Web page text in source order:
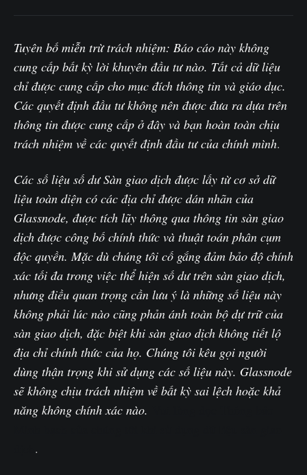
Tuyên bố miễn trừ trách nhiệm: Báo cáo này không
cung cấp bất kỳ lời khuyên đầu tư nào. Tất cả dữ liệu
chỉ được cung cấp cho mục đích thông tin và giáo dục.
Các quyết định đầu tư không nên được đưa ra dựa trên
thông tin được cung cấp ở đây và bạn hoàn toàn chịu
trách nhiệm về các quyết định đầu tư của chính mình.‌
Các số liệu số dư Sàn giao dịch được lấy từ cơ sở dữ
liệu toàn diện có các địa chỉ được dán nhãn của
Glassnode, được tích lũy thông qua thông tin sàn giao
dịch được công bố chính thức và thuật toán phân cụm
độc quyền. Mặc dù chúng tôi cố gắng đảm bảo độ chính
xác tối đa trong việc thể hiện số dư trên sàn giao dịch,
nhưng điều quan trọng cần lưu ý là những số liệu này
không phải lúc nào cũng phản ánh toàn bộ dự trữ của
sàn giao dịch, đặc biệt khi sàn giao dịch không tiết lộ
địa chỉ chính thức của họ. Chúng tôi kêu gọi người
dùng thận trọng khi sử dụng các số liệu này. Glassnode
sẽ không chịu trách nhiệm về bất kỳ sai lệch hoặc khả
năng không chính xác nào.
.